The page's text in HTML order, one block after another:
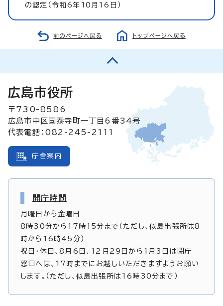
の認定（令和6年10月16日）
前のページへ戻る トップページへ戻る
広島市役所
〒730-8586
広島市中区国泰寺町一丁目6番34号
代表電話：082-245-2111
庁舎案内
開庁時間
月曜日から金曜日
8時30分から17時15分まで（ただし、似島出張所は8
時から16時45分）
祝日・休日、8月6日、12月29日から1月3日は閉庁
窓口へは、17時までにお越しいただきますようお願い
します。（ただし、似島出張所は16時30分まで）